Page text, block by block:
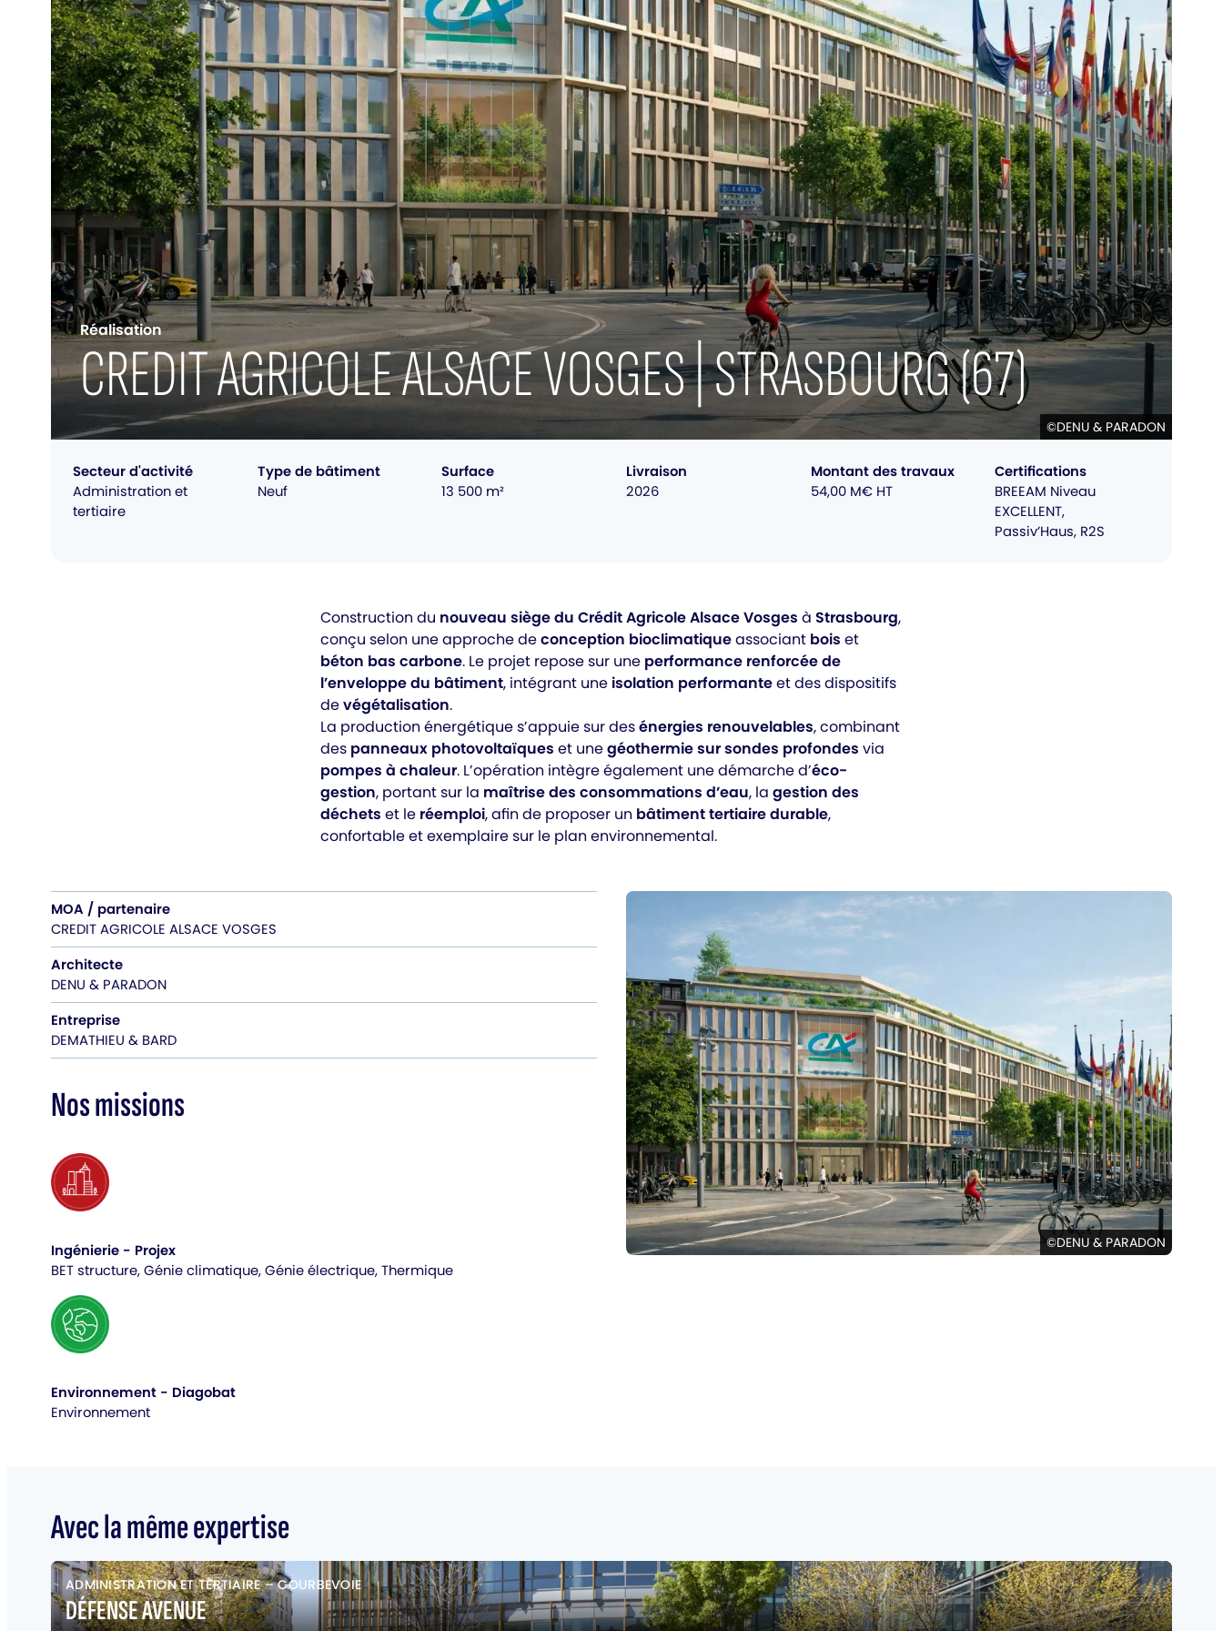
©DENU & PARADON
Réalisation
CREDIT AGRICOLE ALSACE VOSGES | STRASBOURG (67)
Secteur d'activité
Administration et
tertiaire
Type de bâtiment
Neuf
Surface
13 500 m²
Livraison
2026
Montant des travaux
54,00 M€ HT
Certifications
BREEAM Niveau
EXCELLENT,
Passiv’Haus, R2S
Construction du nouveau siège du Crédit Agricole Alsace Vosges à Strasbourg,
conçu selon une approche deconception bioclimatiqueassociant bois et
béton bas carbone. Le projet repose sur une performance renforcée de
l’enveloppe du bâtiment, intégrant une isolation performanteet des dispositifs
devégétalisation.
La production énergétique s’appuie sur desénergies renouvelables, combinant
des panneaux photovoltaïques et unegéothermie sur sondes profondes via
pompes à chaleur. L’opération intègre également une démarche d’éco-
gestion, portant sur la maîtrise des consommations d’eau, la gestion des
déchets et le réemploi, afin de proposer un bâtiment tertiaire durable,
confortable et exemplaire sur le plan environnemental.
MOA / partenaire
CREDIT AGRICOLE ALSACE VOSGES
Architecte
DENU & PARADON
Entreprise
DEMATHIEU & BARD
Nos missions
Ingénierie - Projex
BET structure, Génie climatique, Génie électrique, Thermique
Environnement - Diagobat
Environnement
©DENU & PARADON
Avec la même expertise
ADMINISTRATION ET TERTIAIRE–COURBEVOIE
DÉFENSE AVENUE